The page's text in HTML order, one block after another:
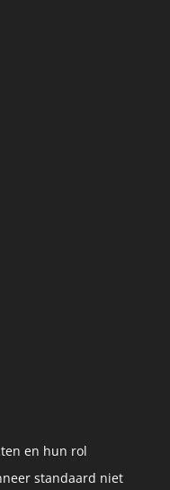
en hun rol
standaard niet